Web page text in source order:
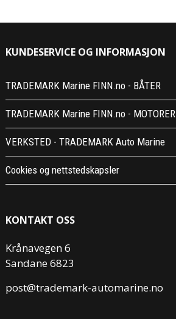
KUNDESERVICE OG INFORMASJON
TRADEMARK Marine FINN.no - BÅTER
TRADEMARK Marine FINN.no - MOTORER
VERKSTED - TRADEMARK Auto Marine
Cookies og nettstedskapsler
KONTAKT OSS
Krånavegen 6
Sandane 6823
post@trademark-automarine.no